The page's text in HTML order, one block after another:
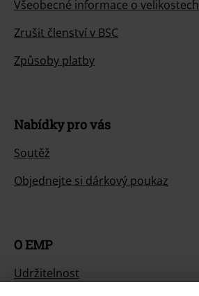
Všeobecné informace o velikostech
Zrušit členství v BSC
Způsoby platby
Nabídky pro vás
Soutěž
Objednejte si dárkový poukaz
O EMP
Udržitelnost